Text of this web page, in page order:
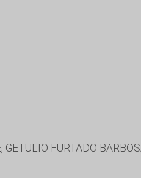
GETULIO FURTADO